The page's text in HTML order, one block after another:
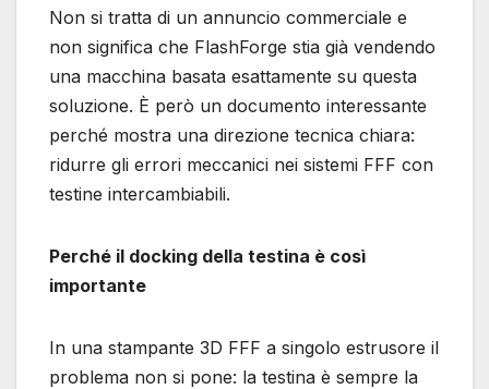
Non si tratta di un annuncio commerciale e
non significa che FlashForge stia già vendendo
una macchina basata esattamente su questa
soluzione. È però un documento interessante
perché mostra una direzione tecnica chiara:
ridurre gli errori meccanici nei sistemi FFF con
testine intercambiabili.
Perché il docking della testina è così
importante
In una stampante 3D FFF a singolo estrusore il
problema non si pone: la testina è sempre la